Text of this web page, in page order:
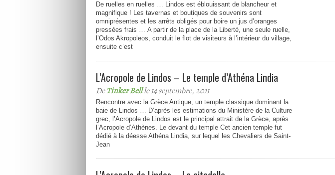
De ruelles en ruelles … Lindos est éblouissant de blancheur et
magnifique ! Les tavernas et boutiques de souvenirs sont
omniprésentes et les arrêts obligés pour boire un jus d’oranges
pressées frais … A partir de la place de la Liberté, une seule ruelle,
l’Odos Akropoleos, conduit le flot de visiteurs à l’intérieur du village,
ensuite c’est
L’Acropole de Lindos – Le temple d’Athéna Lindia
DeTinker Bellle 14 septembre, 2011
Rencontre avec la Grèce Antique, un temple classique dominant la
baie de Lindos … D’après les estimations du Ministère de la Culture
grec, l’Acropole de Lindos est le principal attrait de la Grèce, après
l’Acropole d’Athènes. Le devant du temple Cet ancien temple fut
dédié à la déesse Athéna Lindia, sur lequel les Chevaliers de Saint-
Jean